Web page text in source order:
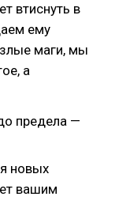
втиснуть в
ему
маги, мы
а
предела —
новых
вашим